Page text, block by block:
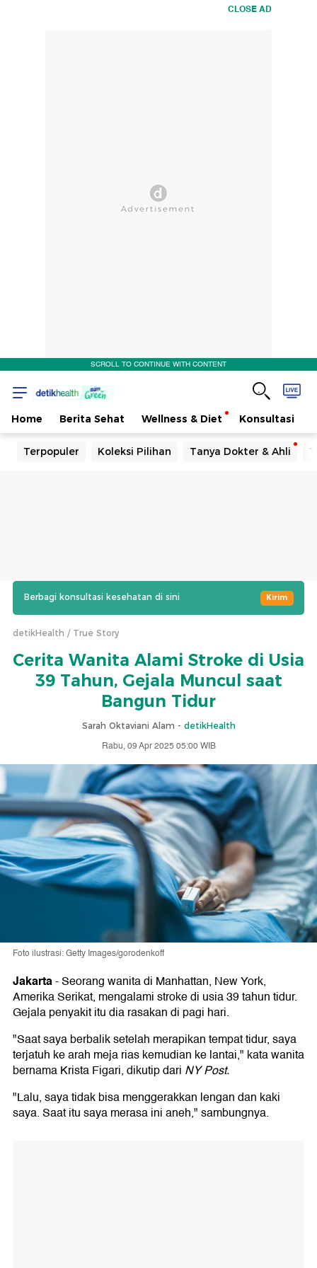
CLOSE AD
SCROLL TO CONTINUE WITH CONTENT
Home Berita Sehat Wellness & Diet Konsultasi
Terpopuler Koleksi Pilihan Tanya Dokter & Ahli
Berbagi konsultasi kesehatan di sini Kirim
detikHealth True Story
Cerita Wanita Alami Stroke di Usia
39 Tahun, Gejala Muncul saat
Bangun Tidur
Sarah Oktaviani Alam - detikHealth
Rabu, 09 Apr 2025 05:00 WIB
Foto ilustrasi: Getty Images/gorodenkoff
Jakarta-Seorang wanita di Manhattan, New York,
Amerika Serikat, mengalami stroke di usia 39 tahun tidur.
Gejala penyakit itu dia rasakan di pagi hari.
"Saat saya berbalik setelah merapikan tempat tidur, saya
terjatuh ke arah meja rias kemudian ke lantai," kata wanita
bernama Krista Figari, dikutip dari NY Post.
"Lalu, saya tidak bisa menggerakkan lengan dan kaki
saya. Saat itu saya merasa ini aneh," sambungnya.